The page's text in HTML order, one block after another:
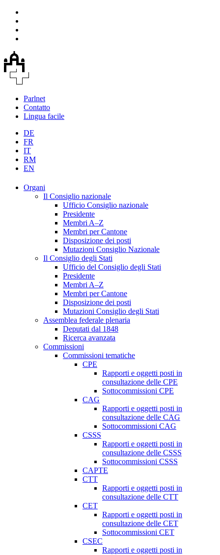
Parlnet
Contatto
Lingua facile
DE
FR
IT
RM
EN
Organi
Il Consiglio nazionale
Ufficio Consiglio nazionale
Presidente
Membri A–Z
Membri per Cantone
Disposizione dei posti
Mutazioni Consiglio Nazionale
Il Consiglio degli Stati
Ufficio del Consiglio degli Stati
Presidente
Membri A–Z
Membri per Cantone
Disposizione dei posti
Mutazioni Consiglio degli Stati
Assemblea federale plenaria
Deputati dal 1848
Ricerca avanzata
Commissioni
Commissioni tematiche
CPE
Rapporti e oggetti posti in
consultazione delle CPE
Sottocommissioni CPE
CAG
Rapporti e oggetti posti in
consultazione delle CAG
Sottocommissioni CAG
CSSS
Rapporti e oggetti posti in
consultazione delle CSSS
Sottocommissioni CSSS
CAPTE
CTT
Rapporti e oggetti posti in
consultazione delle CTT
CET
Rapporti e oggetti posti in
consultazione delle CET
Sottocommissioni CET
CSEC
Rapporti e oggetti posti in